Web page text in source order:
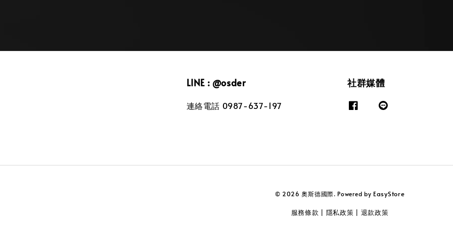
LINE : @osder
連絡電話 0987-637-197
社群媒體
© 2026 奧斯德國際. Powered by EasyStore
服務條款 隱私政策 退款政策